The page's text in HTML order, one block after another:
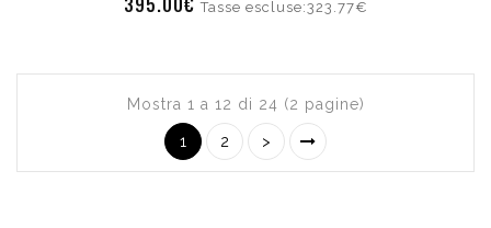
Tasse escluse:323.77€
Mostra 1 a 12 di 24 (2 pagine)
1 2 >